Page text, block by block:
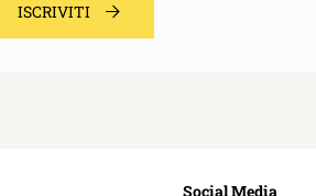
ISCRIVITI
Social Media